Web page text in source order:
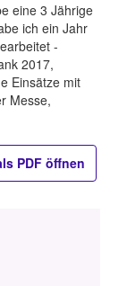
eine 3 Jährige
ich ein Jahr
-
2017,
Einsätze mit
Messe,
PDF öffnen